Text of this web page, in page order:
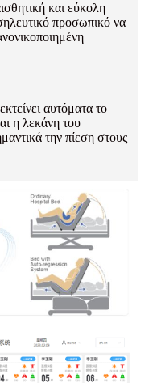
και εύκολη
προσωπικό να
αυτόματα το
η λεκάνη του
την πίεση στους